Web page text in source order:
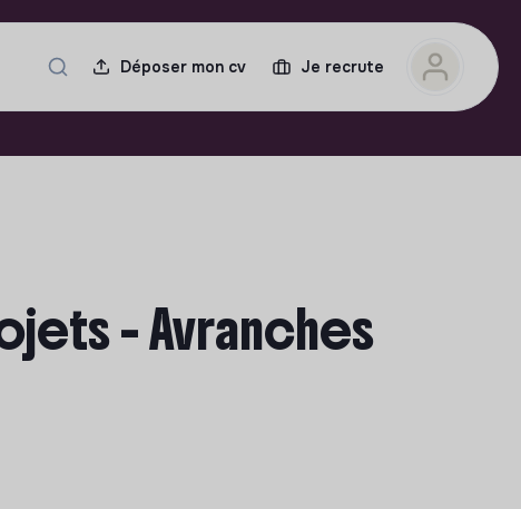
Déposer mon cv Je recrute
- Avranches